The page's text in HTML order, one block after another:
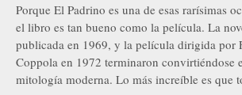
Porque El Padrino es una de esas rarísimas
el libro es tan bueno como la película. La
publicada en 1969, y la película dirigida por
Coppola en 1972 terminaron convirtiéndose
mitología moderna. Lo más increíble es que